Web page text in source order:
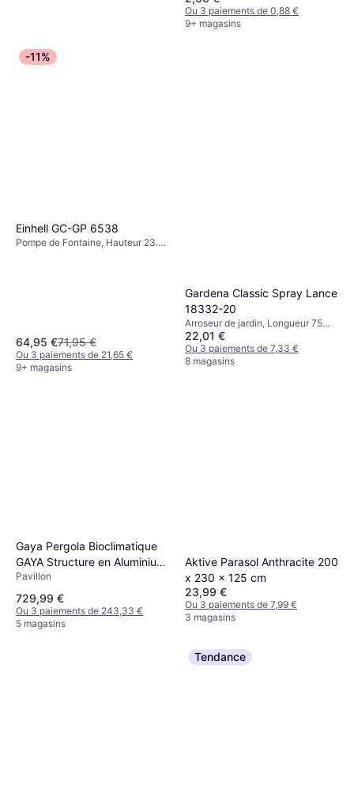
Ou 3 paiements de 0,88 €
9+ magasins
-11%
Einhell GC-GP 6538
Pompe de Fontaine, Hauteur 23.5
64,95 €71,95 €
Ou 3 paiements de 21,65 €
9+ magasins
Gardena Classic Spray Lance
18332-20
Arroseur de jardin, Longueur 75
cm, Pulvérisation: 1
22,01 €
Ou 3 paiements de 7,33 €
8 magasins
Gaya Pergola Bioclimatique
GAYA Structure en Aluminium
et en Acier 290x290xH240
cm Gris
Pavillon
729,99 €
Ou 3 paiements de 243,33 €
5 magasins
Aktive Parasol Anthracite 200
x 230 x 125 cm
23,99 €
Ou 3 paiements de 7,99 €
3 magasins
Tendance